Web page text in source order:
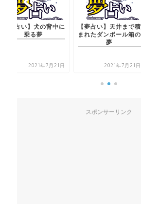
【夢占い】犬の背中に
乗る夢
2021年7月21日
【夢占い】天井まで積
まれたダンボール箱の
夢
2021年7月21日
スポンサーリンク